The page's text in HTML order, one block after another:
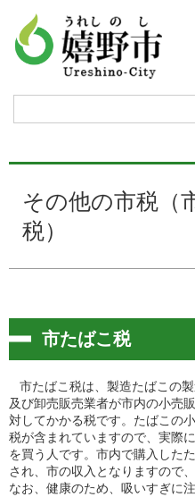
その他の市税（
税）
市たばこ税
市たばこ税は、製造たばこの
及び卸売販売業者が市内の小売
対してかかる税です。たばこの
税が含まれていますので、実際
を買う人です。市内で購入した
され、市の収入となりますので
なお、健康のため、吸いすぎに